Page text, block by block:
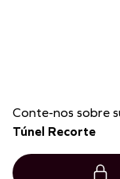
Conte-nos sobre
Túnel Recorte